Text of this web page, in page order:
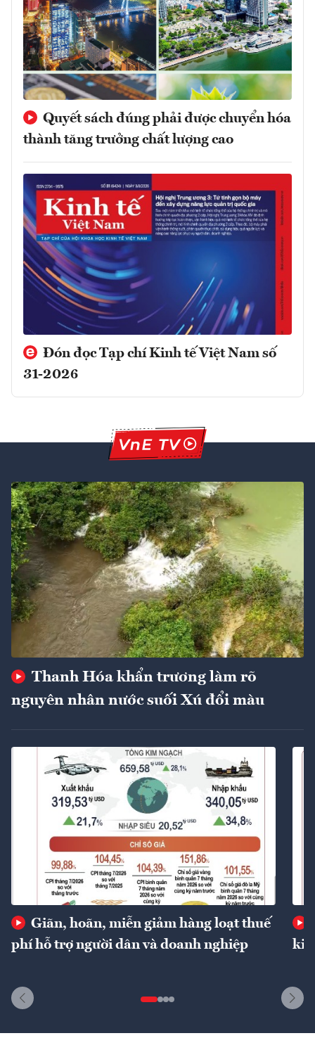
Quyết sách đúng phải được chuyển hóa
thành tăng trưởng chất lượng cao
Đón đọc Tạp chí Kinh tế Việt Nam số
31-2026
Thanh Hóa khẩn trương làm rõ
nguyên nhân nước suối Xú đổi màu
Giãn, hoãn, miễn giảm hàng loạt thuế
phí hỗ trợ người dân và doanh nghiệp